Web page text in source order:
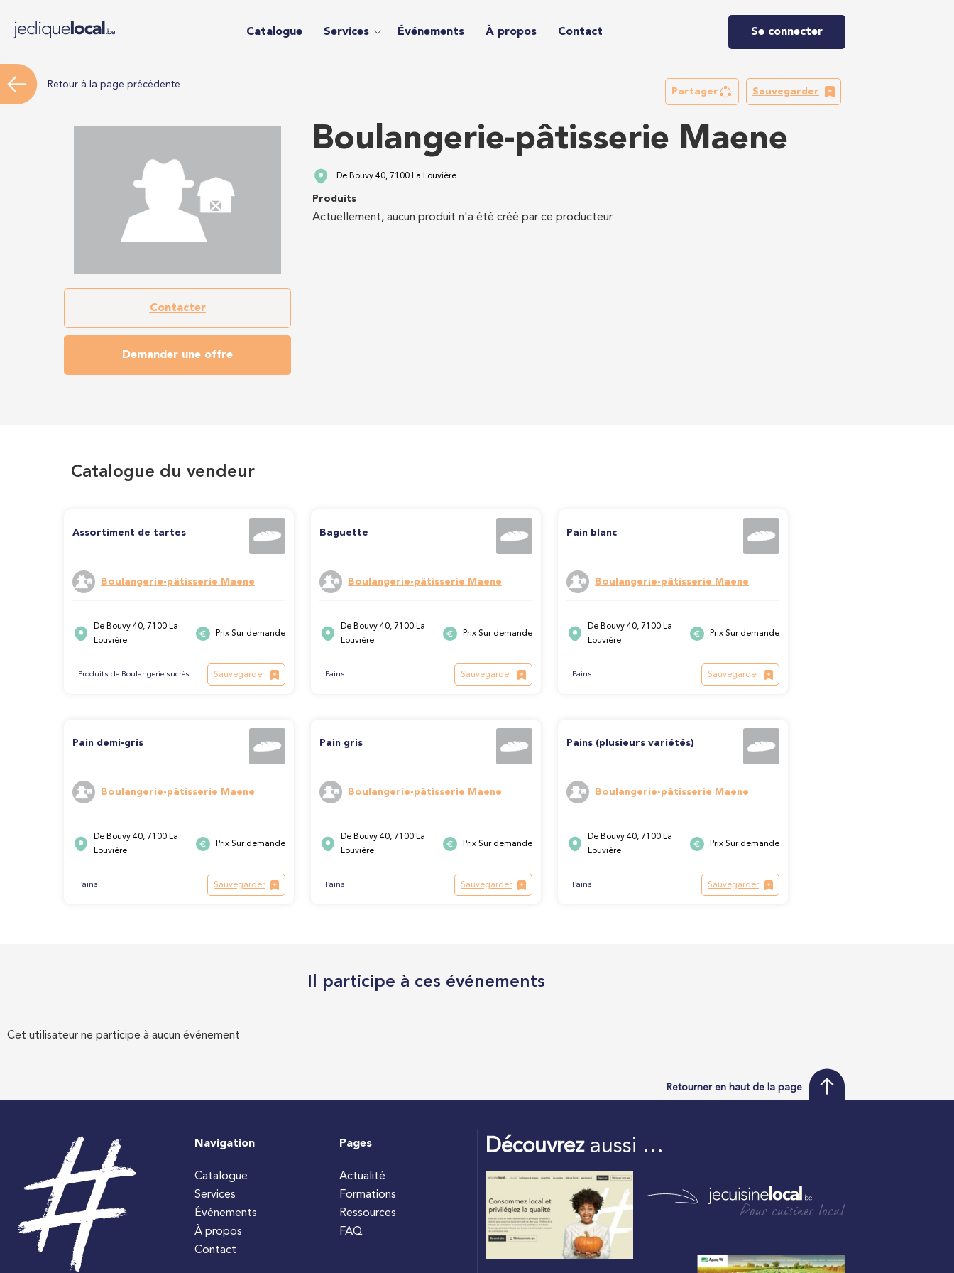
Catalogue Services Événements À propos Contact Se connecter
Retour à la page précédente
Partager Sauvegarder
Contacter
Demander une offre
Boulangerie-pâtisserie Maene
De Bouvy 40, 7100 La Louvière
Produits
Actuellement, aucun produit n'a été créé par ce producteur
Catalogue du vendeur
Assortiment de tartes
Boulangerie-pâtisserie Maene
De Bouvy 40, 7100 La
Louvière
Prix Sur demande
Produits de Boulangerie sucrés Sauvegarder
Baguette
Boulangerie-pâtisserie Maene
De Bouvy 40, 7100 La
Louvière
Prix Sur demande
Pains Sauvegarder
Pain blanc
Boulangerie-pâtisserie Maene
De Bouvy 40, 7100 La
Louvière
Prix Sur demande
Pains Sauvegarder
Pain demi-gris
Boulangerie-pâtisserie Maene
De Bouvy 40, 7100 La
Louvière
Prix Sur demande
Pains Sauvegarder
Pain gris
Boulangerie-pâtisserie Maene
De Bouvy 40, 7100 La
Louvière
Prix Sur demande
Pains Sauvegarder
Pains (plusieurs variétés)
Boulangerie-pâtisserie Maene
De Bouvy 40, 7100 La
Louvière
Prix Sur demande
Pains Sauvegarder
Il participe à ces événements
Cet utilisateur ne participe à aucun événement
Retourner en haut de la page
Navigation
Catalogue
Services
Événements
À propos
Contact
Pages
Actualité
Formations
Ressources
FAQ
Découvrezaussi …
Pour cuisiner local